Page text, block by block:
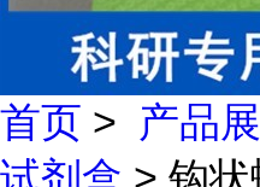
首页 > 产品
试剂盒 > 钩